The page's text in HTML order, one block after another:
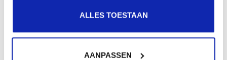
ALLES TOESTAAN
AANPASSEN